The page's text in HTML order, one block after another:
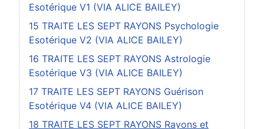
Esotérique V1 (VIA ALICE BAILEY)
15 TRAITE LES SEPT RAYONS Psychologie
Esotérique V2 (VIA ALICE BAILEY)
16 TRAITE LES SEPT RAYONS Astrologie
Esotérique V3 (VIA ALICE BAILEY)
17 TRAITE LES SEPT RAYONS Guérison
Esotérique V4 (VIA ALICE BAILEY)
18 TRAITE LES SEPT RAYONS Rayons et